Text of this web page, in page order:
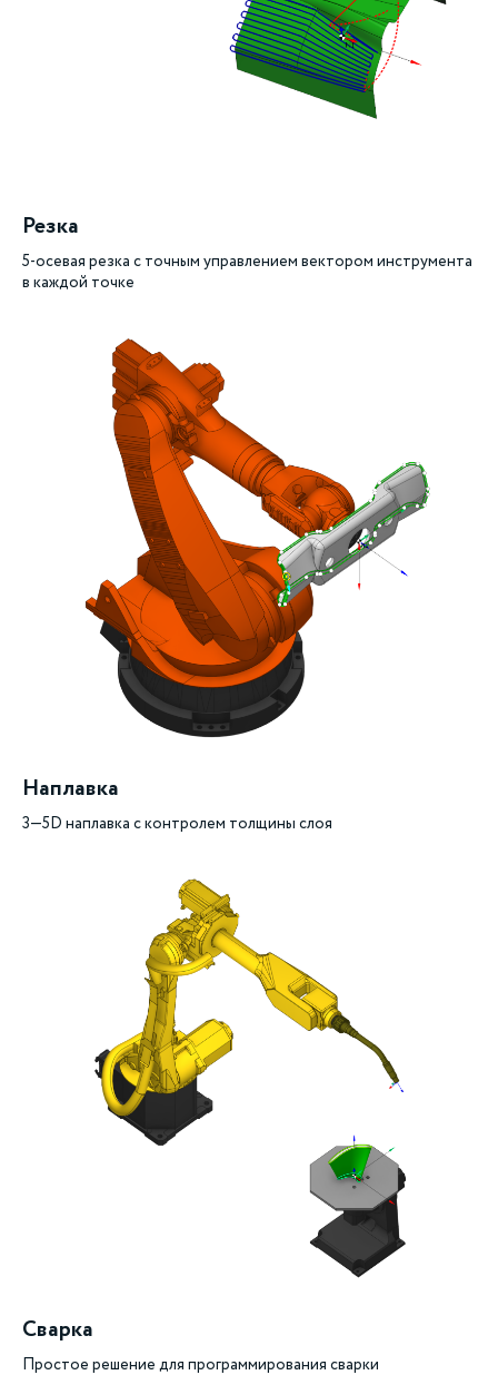
Резка
5-осевая резка с точным управлением вектором инструмента
в каждой точке
Наплавка
3—5D наплавка с контролем толщины слоя
Сварка
Простое решение для программирования сварки